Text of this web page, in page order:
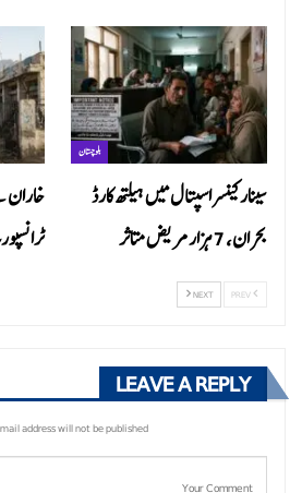
خاران
ٹرانسپورٹ 16
بلوچستان
سینار کینسر اسپتال میں ہیلتھ کارڈ
بحران، 7 ہزار مریض متاثر
NEXT
LEAVE A REPLY
address will not be published.